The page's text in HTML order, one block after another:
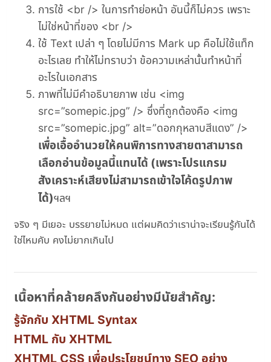
การใช้ <br /> ในการทำย่อหน้า อันนี้ก็ไม่ควร เพราะ
ไม่ใช่หน้าที่ของ <br />
ใช้ Text เปล่า ๆ โดยไม่มีการ Mark up คือไม่ใช้แท็ก
อะไรเลย ทำให้ไม่ทราบว่า ข้อความเหล่านั้นทำหน้าที่
อะไรในเอกสาร
ภาพที่ไม่มีคำอธิบายภาพ เช่น <img
src=”somepic.jpg” /> ซึ่งที่ถูกต้องคือ <img
src=”somepic.jpg” alt=”ดอกกุหลาบสีแดง” />
เพื่อเอื้ออำนวยให้คนพิการทางสายตาสามารถ
เลือกอ่านข้อมูลนี้แทนได้ (เพราะโปรแกรม
สังเคราะห์เสียงไม่สามารถเข้าใจโค้ดรูปภาพ
ได้)ฯลฯ
จริง ๆ มีเยอะ บรรยายไม่หมด แต่ผมคิดว่าเราน่าจะเรียนรู้กันได้
ใช่ไหมคับ คงไม่ยากเกินไป
เนื้อหาที่คล้ายคลึงกันอย่างมีนัยสำคัญ:
รู้จักกับ XHTML Syntax
HTML กับ XHTML
XHTML CSS เพื่อประโยชน์ทาง SEO อย่าง